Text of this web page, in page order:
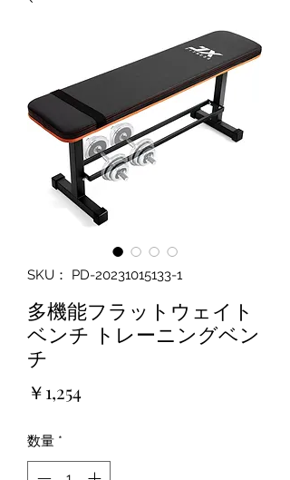
SKU： PD-20231015133-1
多機能フラットウェイト
ベンチ トレーニングベン
チ
￥1,254
数量 *